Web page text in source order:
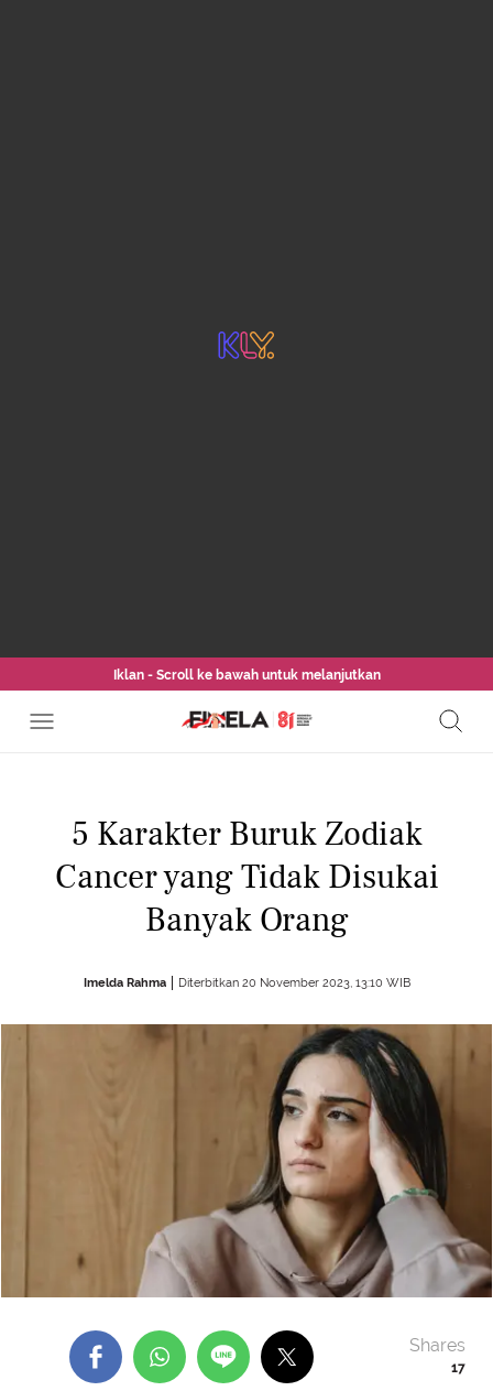
Iklan - Scroll ke bawah untuk melanjutkan
5 Karakter Buruk Zodiak
Cancer yang Tidak Disukai
Banyak Orang
Imelda Rahma Diterbitkan 20 November 2023, 13:10 WIB
17
Shares